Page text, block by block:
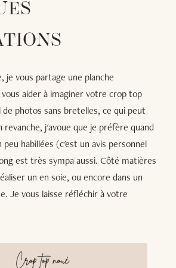
je vous partage une planche
aider à imaginer votre crop top
de photos sans bretelles, ce qui peut
j'avoue que je préfère quand
peu habillées (c'est un avis personnel
est très sympa aussi. Côté matières
un en soie, ou encore dans un
Je vous laisse réfléchir à votre